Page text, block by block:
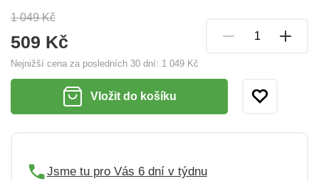
1 049 Kč
509 Kč
Nejnižší cena za posledních 30 dní: 1 049 Kč
Vložit do košíku
Jsme tu pro Vás 6 dní v týdnu